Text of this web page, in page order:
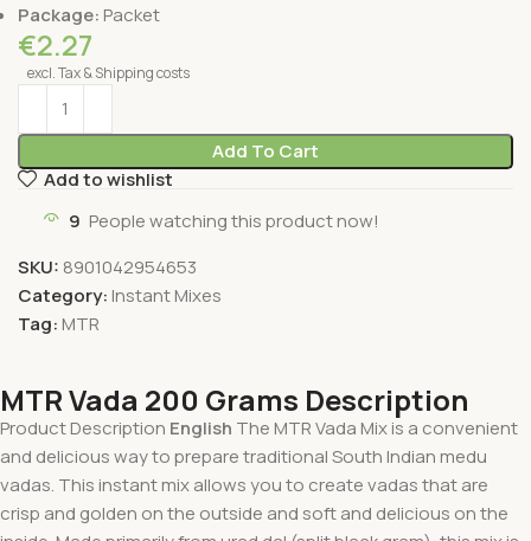
Package: Packet
€2.27
excl. Tax & Shipping costs
Add To Cart
Add to wishlist
9 People watching this product now!
SKU: 8901042954653
Category: Instant Mixes
Tag: MTR
MTR Vada 200 Grams Description
Product Description English The MTR Vada Mix is a convenient
and delicious way to prepare traditional South Indian medu
vadas. This instant mix allows you to create vadas that are
crisp and golden on the outside and soft and delicious on the